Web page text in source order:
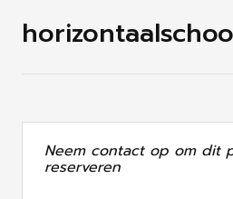
Neem contact op om dit
reserveren